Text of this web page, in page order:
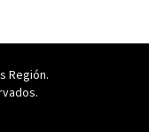
Región.